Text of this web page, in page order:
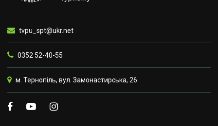
tvpu_spt@ukr.net
0352 52-40-55
м. Тернопіль, вул. Замонастирська, 26